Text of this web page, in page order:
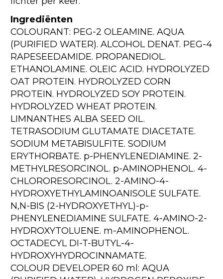
Ingrediënten
COLOURANT: PEG-2 OLEAMINE. AQUA
(PURIFIED WATER). ALCOHOL DENAT. PEG-4
RAPESEEDAMIDE. PROPANEDIOL.
ETHANOLAMINE. OLEIC ACID. HYDROLYZED
OAT PROTEIN. HYDROLYZED CORN
PROTEIN. HYDROLYZED SOY PROTEIN.
HYDROLYZED WHEAT PROTEIN.
LIMNANTHES ALBA SEED OIL.
TETRASODIUM GLUTAMATE DIACETATE.
SODIUM METABISULFITE. SODIUM
ERYTHORBATE. p-PHENYLENEDIAMINE. 2-
METHYLRESORCINOL. p-AMINOPHENOL. 4-
CHLORORESORCINOL. 2-AMINO-4-
HYDROXYETHYLAMINOANISOLE SULFATE.
N,N-BIS (2-HYDROXYETHYL)-p-
PHENYLENEDIAMINE SULFATE. 4-AMINO-2-
HYDROXYTOLUENE. m-AMINOPHENOL.
OCTADECYL DI-T-BUTYL-4-
HYDROXYHYDROCINNAMATE.
COLOUR DEVELOPER 60 ml: AQUA